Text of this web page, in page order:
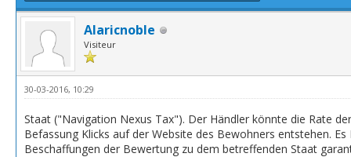
Alaricnoble
Visiteur
30-03-2016, 10:29
Staat ("Navigation Nexus Tax"). Der Händler könnte die Rate
Befassung Klicks auf der Website des Bewohners entstehen.
Beschaffungen der Bewertung zu dem betreffenden Staat